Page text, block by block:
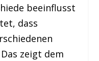
beeinflusst
dass
zeigt dem